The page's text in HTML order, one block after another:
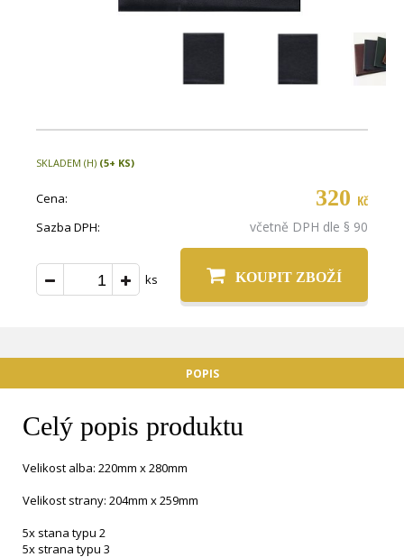
SKLADEM (H) (5+ KS)
Cena: 320 Kč
Sazba DPH: včetně DPH dle § 90
ks KOUPIT ZBOŽÍ
POPIS
Celý popis produktu
Velikost alba: 220mm x 280mm
Velikost strany: 204mm x 259mm
5x stana typu 2
5x strana typu 3